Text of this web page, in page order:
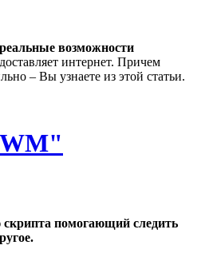
реальные возможности
интернет. Причем
– Вы узнаете из этой статьи.
скрипта помогающий следить